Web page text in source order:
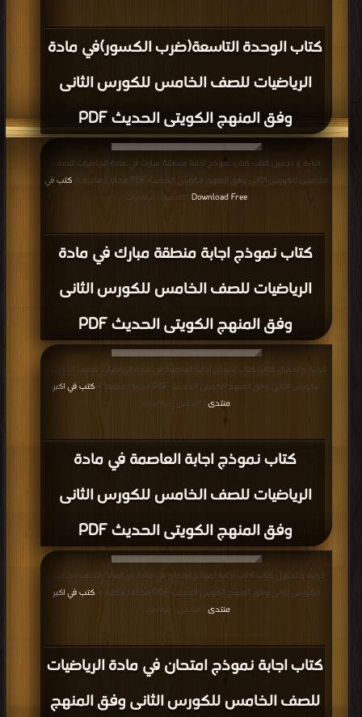
كتاب الوحدة التاسعة(ضرب الكسور)في مادة
الرياضيات للصف الخامس للكورس الثانى
وفق المنهج الكويتى الحديث PDF
كتاب نموذج اجابة منطقة مبارك في مادة
الرياضيات للصف الخامس للكورس الثانى
وفق المنهج الكويتى الحديث PDF
قراءة و تحميل كتاب كتاب نموذج اجابة منطقة مبارك في مادة الرياضيات للصف
الخامس للكورس الثانى وفق المنهج الكويتى الحديث PDF مجانا | مكتبة >
كتب في
Download Free | التحميل : مرة/مرات
كتاب نموذج اجابة العاصمة في مادة
الرياضيات للصف الخامس للكورس الثانى
وفق المنهج الكويتى الحديث PDF
قراءة و تحميل كتاب كتاب نموذج اجابة العاصمة في مادة الرياضيات للصف الخامس
للكورس الثانى وفق المنهج الكويتى الحديث PDF مجانا | مكتبة >
كتب في اكبر
منتدى
| التحميل : مرة/مرات
كتاب اجابة نموذج امتحان في مادة الرياضيات
للصف الخامس للكورس الثانى وفق المنهج
قراءة و تحميل كتاب كتاب اجابة نموذج امتحان في مادة الرياضيات للصف الخامس
للكورس الثانى وفق المنهج الكويتى الحديث PDF مجانا | مكتبة >
كتب في اكبر
منتدى
| التحميل : مرة/مرات